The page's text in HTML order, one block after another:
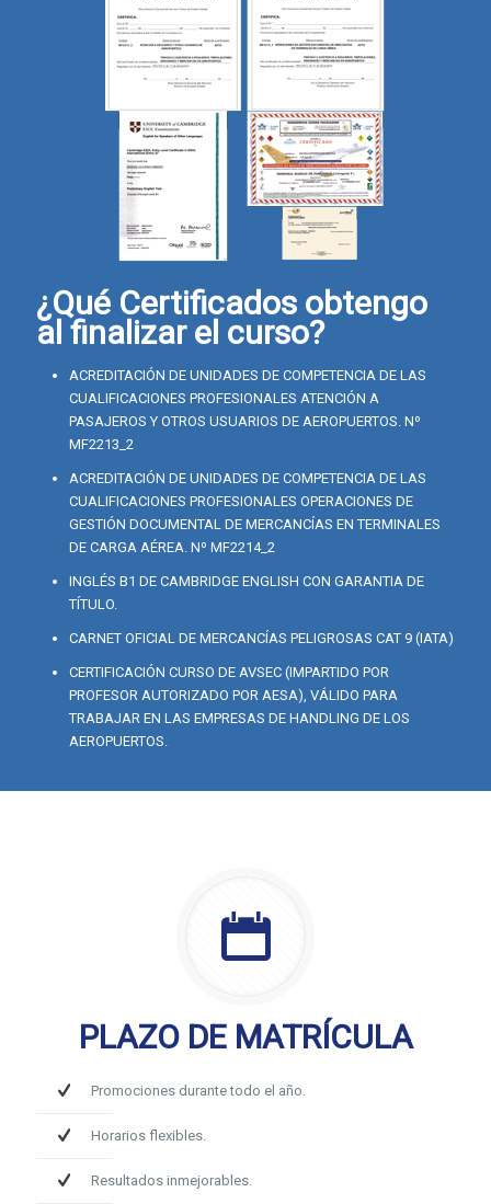
¿Qué Certificados obtengo
al finalizar el curso?
ACREDITACIÓN DE UNIDADES DE COMPETENCIA DE LAS
CUALIFICACIONES PROFESIONALES ATENCIÓN A
PASAJEROS Y OTROS USUARIOS DE AEROPUERTOS. Nº
MF2213_2
ACREDITACIÓN DE UNIDADES DE COMPETENCIA DE LAS
CUALIFICACIONES PROFESIONALES OPERACIONES DE
GESTIÓN DOCUMENTAL DE MERCANCÍAS EN TERMINALES
DE CARGA AÉREA. Nº MF2214_2
INGLÉS B1 DE CAMBRIDGE ENGLISH CON GARANTIA DE
TÍTULO.
CARNET OFICIAL DE MERCANCÍAS PELIGROSAS CAT 9 (IATA)
CERTIFICACIÓN CURSO DE AVSEC (IMPARTIDO POR
PROFESOR AUTORIZADO POR AESA), VÁLIDO PARA
TRABAJAR EN LAS EMPRESAS DE HANDLING DE LOS
AEROPUERTOS.
PLAZO DE MATRÍCULA
Promociones durante todo el año.
Horarios flexibles.
Resultados inmejorables.